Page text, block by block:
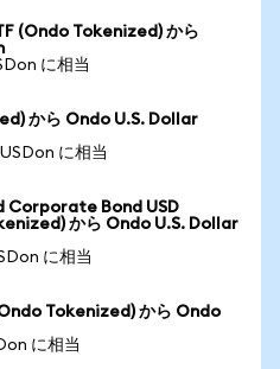
(Ondo Tokenized) から
に相当
から Ondo U.S. Dollar
に相当
Corporate Bond USD
から Ondo U.S. Dollar
に相当
Tokenized) から Ondo
に相当